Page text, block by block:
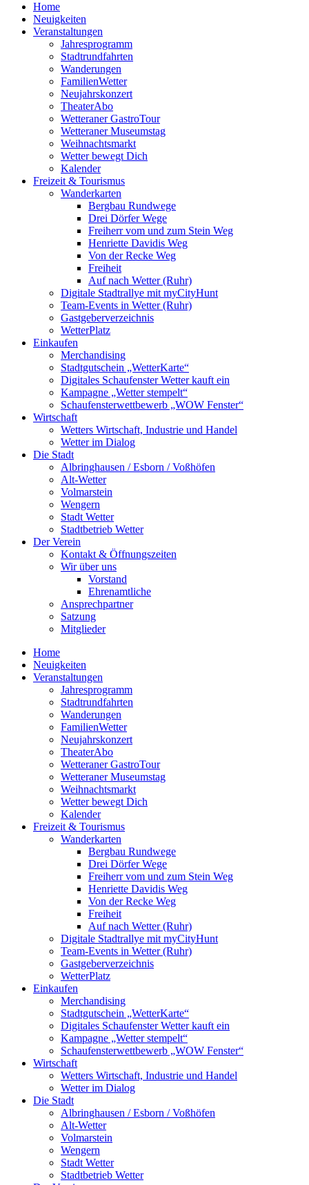
Home
Neuigkeiten
Veranstaltungen
Jahresprogramm
Stadtrundfahrten
Wanderungen
FamilienWetter
Neujahrskonzert
TheaterAbo
Wetteraner GastroTour
Wetteraner Museumstag
Weihnachtsmarkt
Wetter bewegt Dich
Kalender
Freizeit & Tourismus
Wanderkarten
Bergbau Rundwege
Drei Dörfer Wege
Freiherr vom und zum Stein Weg
Henriette Davidis Weg
Von der Recke Weg
Freiheit
Auf nach Wetter (Ruhr)
Digitale Stadtrallye mit myCityHunt
Team-Events in Wetter (Ruhr)
Gastgeberverzeichnis
WetterPlatz
Einkaufen
Merchandising
Stadtgutschein „WetterKarte“
Digitales Schaufenster Wetter kauft ein
Kampagne „Wetter stempelt“
Schaufensterwettbewerb „WOW Fenster“
Wirtschaft
Wetters Wirtschaft, Industrie und Handel
Wetter im Dialog
Die Stadt
Albringhausen / Esborn / Voßhöfen
Alt-Wetter​
Volmarstein
Wengern
Stadt Wetter
Stadtbetrieb Wetter
Der Verein
Kontakt & Öffnungszeiten
Wir über uns
Vorstand
Ehrenamtliche
Ansprechpartner
Satzung
Mitglieder
Home
Neuigkeiten
Veranstaltungen
Jahresprogramm
Stadtrundfahrten
Wanderungen
FamilienWetter
Neujahrskonzert
TheaterAbo
Wetteraner GastroTour
Wetteraner Museumstag
Weihnachtsmarkt
Wetter bewegt Dich
Kalender
Freizeit & Tourismus
Wanderkarten
Bergbau Rundwege
Drei Dörfer Wege
Freiherr vom und zum Stein Weg
Henriette Davidis Weg
Von der Recke Weg
Freiheit
Auf nach Wetter (Ruhr)
Digitale Stadtrallye mit myCityHunt
Team-Events in Wetter (Ruhr)
Gastgeberverzeichnis
WetterPlatz
Einkaufen
Merchandising
Stadtgutschein „WetterKarte“
Digitales Schaufenster Wetter kauft ein
Kampagne „Wetter stempelt“
Schaufensterwettbewerb „WOW Fenster“
Wirtschaft
Wetters Wirtschaft, Industrie und Handel
Wetter im Dialog
Die Stadt
Albringhausen / Esborn / Voßhöfen
Alt-Wetter​
Volmarstein
Wengern
Stadt Wetter
Stadtbetrieb Wetter